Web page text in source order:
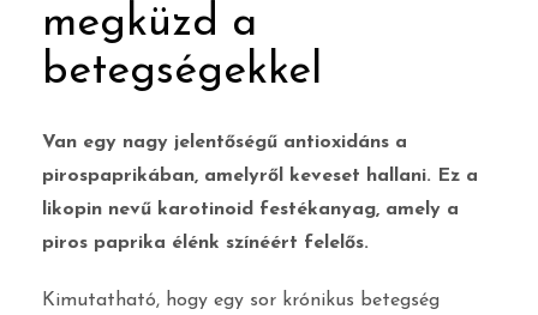
megküzd a
betegségekkel
Van egy nagy jelentőségű antioxidáns a
pirospaprikában, amelyről keveset hallani. Ez a
likopin nevű karotinoid festékanyag, amely a
piros paprika élénk színéért felelős.
Kimutatható, hogy egy sor krónikus betegség